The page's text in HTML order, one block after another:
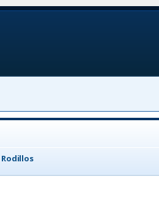
Rodillos